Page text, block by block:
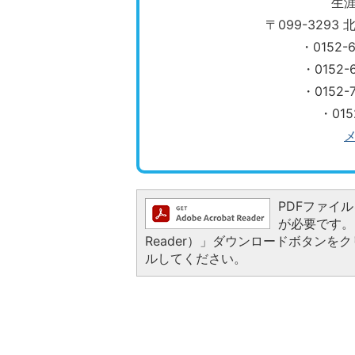
〒099-3293
・
・
・
・
PDFファイ
が必要です
Reader）」ダウンロードボタンを
ルしてください。